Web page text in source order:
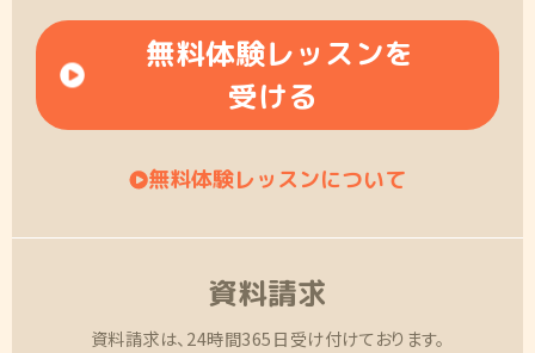
無料体験レッスンを
受ける
無料体験レッスンについて
資料請求
資料請求は、24時間365日受け付けております。